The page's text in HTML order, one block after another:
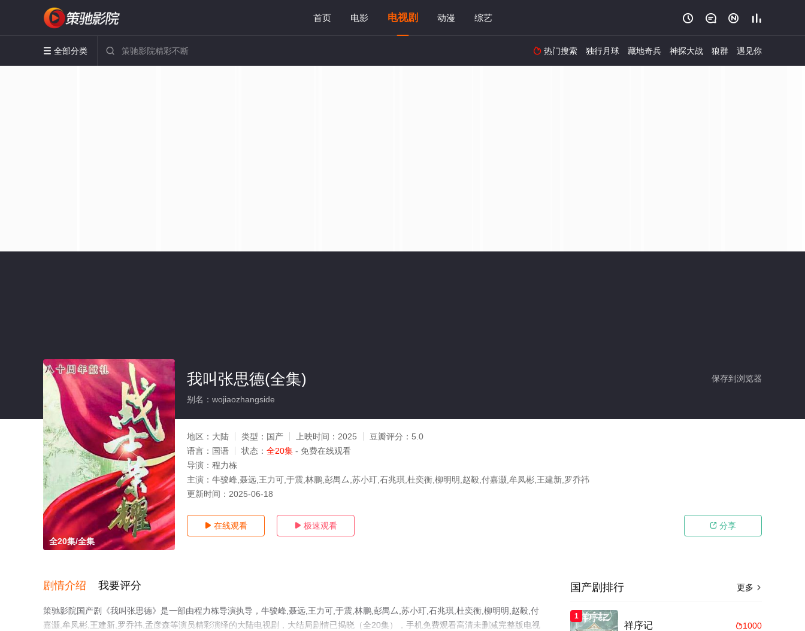
首页 电影 电视剧 动漫 综艺    
 全部分类   热门搜索 独行月球 藏地奇兵 神探大战 狼群 遇见你
全20集/全集
保存到浏览器
我叫张思德(全集)
别名：wojiaozhangside
地区： 大陆 类型： 国产 上映时间： 2025 豆瓣评分： 5.0
语言： 国语 状态： 全20集 - 免费在线观看
导演： 程力栋
主演： 牛骏峰,聂远,王力可,于震,林鹏,彭禺厶,苏小玎,石兆琪,杜奕衡,柳明明,赵毅,付嘉灏,牟凤彬,王建新,罗乔祎
更新时间： 2025-06-18
 在线观看  极速观看  分享
剧情介绍 我要评分
策驰影院国产剧《我叫张思德》是一部由程力栋导演执导，牛骏峰,聂远,王力可,于震,林鹏,彭禺厶,苏小玎,石兆琪,杜奕衡,柳明明,赵毅,付
嘉灏,牟凤彬,王建新,罗乔祎,孟彦森等演员精彩演绎的大陆电视剧，大结局剧情已揭晓（全20集），手机免费观看高清未删减完整版电视
更多 
国产剧排行
1
1000
祥序记